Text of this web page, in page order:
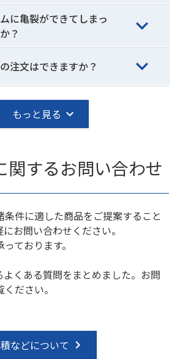
に亀裂ができてしまっ
？
注文はできますか？
もっと見る
関するお問い合わせ
条件に適した商品をご提案すること
お問い合わせください。
ております。
よくある質問をまとめました。お問
ださい。
などについて